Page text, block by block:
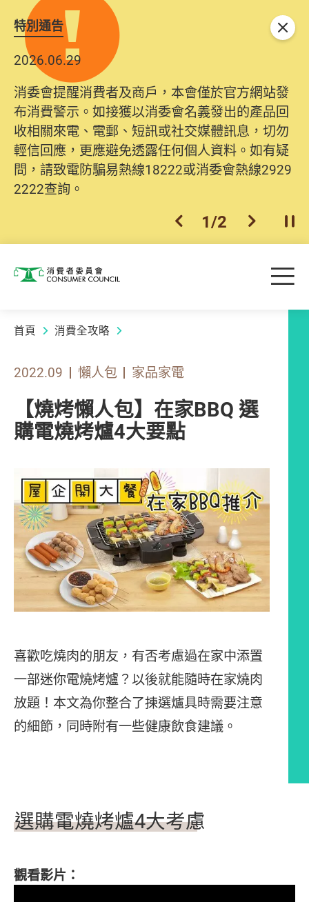
特別通告
2026.06.29
消委會提醒消費者及商戶，本會僅於官方網站發
布消費警示。如接獲以消委會名義發出的產品回
收相關來電、電郵、短訊或社交媒體訊息，切勿
輕信回應，更應避免透露任何個人資料。如有疑
問，請致電防騙易熱線18222或消委會熱線2929
2222查詢。
2025.10.31
為提升使用者體驗及網絡安全，本會的投訴處理
系統已經進行升級及推出新功能。由2025年11月
10日起，消費者需要提供基本聯絡資料（包括姓
名、電郵及電話）註冊帳戶，才可提交投訴、查
詢及建議。所有提交紀錄將清晰整合於帳戶中，
方便日後作出跟進。
上一個
2/2 下一個開
關閉
消費者委員會 目
首頁 消費全攻略
2022.09 懶人包 家品家電
【燒烤懶人包】在家BBQ 選
購電燒烤爐4大要點
喜歡吃燒肉的朋友，有否考慮過在家中添置
一部迷你電燒烤爐？以後就能隨時在家燒肉
放題！本文為你整合了揀選爐具時需要注意
的細節，同時附有一些健康飲食建議。
選購電燒烤爐4大考慮
觀看影片：